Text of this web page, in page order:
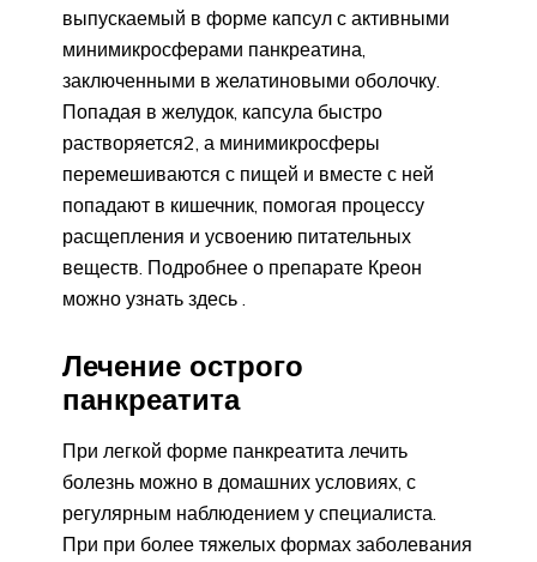
выпускаемый в форме капсул с активными
минимикросферами панкреатина,
заключенными в желатиновыми оболочку.
Попадая в желудок, капсула быстро
растворяется2, а минимикросферы
перемешиваются с пищей и вместе с ней
попадают в кишечник, помогая процессу
расщепления и усвоению питательных
веществ. Подробнее о препарате Креон
можно узнать здесь .
Лечение острого
панкреатита
При легкой форме панкреатита лечить
болезнь можно в домашних условиях, с
регулярным наблюдением у специалиста.
При при более тяжелых формах заболевания